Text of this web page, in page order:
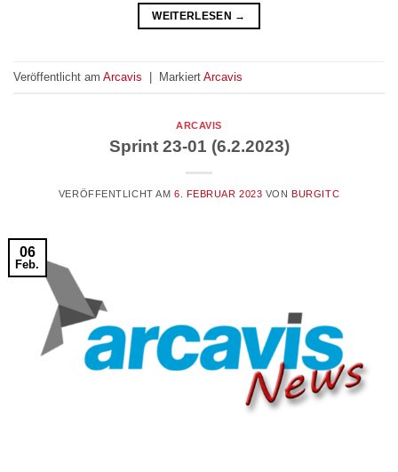
WEITERLESEN →
Veröffentlicht am Arcavis | Markiert Arcavis
ARCAVIS
Sprint 23-01 (6.2.2023)
VERÖFFENTLICHT AM 6. FEBRUAR 2023 VONBURGITC
06
Feb.